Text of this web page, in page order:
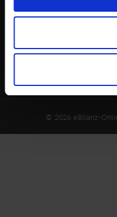
© 2026 eBilanz-